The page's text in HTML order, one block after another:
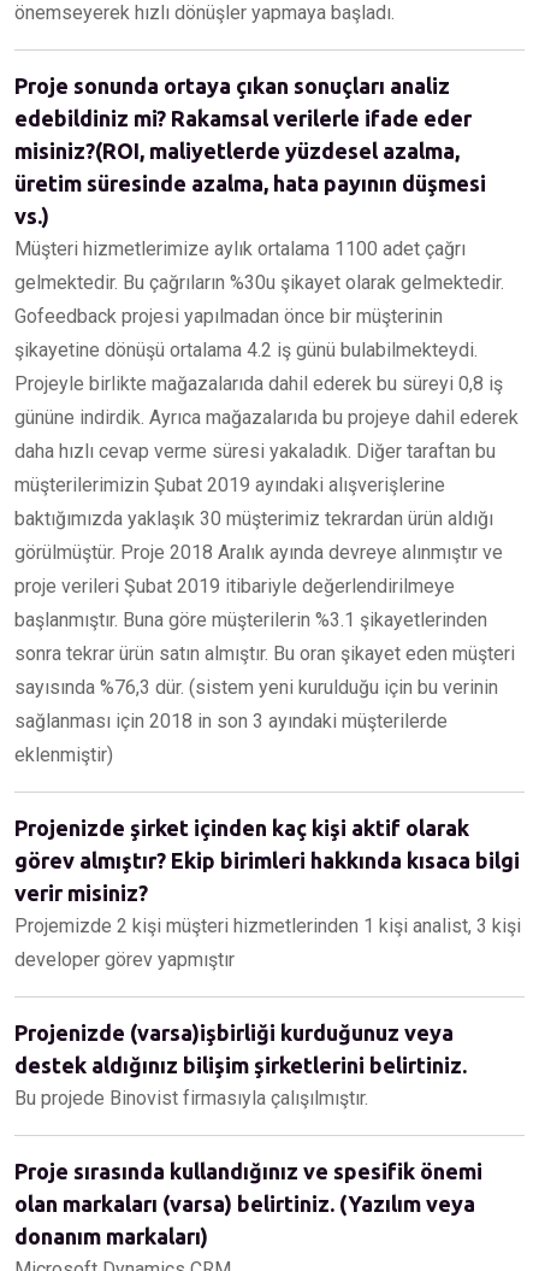
önemseyerek hızlı dönüşler yapmaya başladı.
Proje sonunda ortaya çıkan sonuçları analiz
edebildiniz mi? Rakamsal verilerle ifade eder
misiniz?(ROI, maliyetlerde yüzdesel azalma,
üretim süresinde azalma, hata payının düşmesi
vs.)
Müşteri hizmetlerimize aylık ortalama 1100 adet çağrı
gelmektedir. Bu çağrıların %30u şikayet olarak gelmektedir.
Gofeedback projesi yapılmadan önce bir müşterinin
şikayetine dönüşü ortalama 4.2 iş günü bulabilmekteydi.
Projeyle birlikte mağazalarıda dahil ederek bu süreyi 0,8 iş
gününe indirdik. Ayrıca mağazalarıda bu projeye dahil ederek
daha hızlı cevap verme süresi yakaladık. Diğer taraftan bu
müşterilerimizin Şubat 2019 ayındaki alışverişlerine
baktığımızda yaklaşık 30 müşterimiz tekrardan ürün aldığı
görülmüştür. Proje 2018 Aralık ayında devreye alınmıştır ve
proje verileri Şubat 2019 itibariyle değerlendirilmeye
başlanmıştır. Buna göre müşterilerin %3.1 şikayetlerinden
sonra tekrar ürün satın almıştır. Bu oran şikayet eden müşteri
sayısında %76,3 dür. (sistem yeni kurulduğu için bu verinin
sağlanması için 2018 in son 3 ayındaki müşterilerde
eklenmiştir)
Projenizde şirket içinden kaç kişi aktif olarak
görev almıştır? Ekip birimleri hakkında kısaca bilgi
verir misiniz?
Projemizde 2 kişi müşteri hizmetlerinden 1 kişi analist, 3 kişi
developer görev yapmıştır
Projenizde (varsa)işbirliği kurduğunuz veya
destek aldığınız bilişim şirketlerini belirtiniz.
Bu projede Binovist firmasıyla çalışılmıştır.
Proje sırasında kullandığınız ve spesifik önemi
olan markaları (varsa) belirtiniz. (Yazılım veya
donanım markaları)